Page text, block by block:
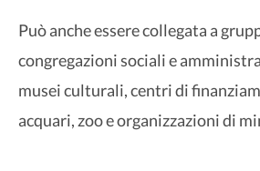
Può anche essere collegata a
congregazioni sociali e
musei culturali, centri di
acquari, zoo e organizzazioni di